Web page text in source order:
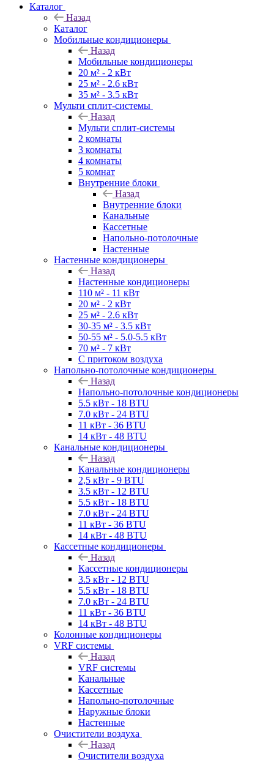
Каталог
Назад
Каталог
Мобильные кондиционеры
Назад
Мобильные кондиционеры
20 м² - 2 кВт
25 м² - 2.6 кВт
35 м² - 3.5 кВт
Мульти сплит-системы
Назад
Мульти сплит-системы
2 комнаты
3 комнаты
4 комнаты
5 комнат
Внутренние блоки
Назад
Внутренние блоки
Канальные
Кассетные
Напольно-потолочные
Настенные
Настенные кондиционеры
Назад
Настенные кондиционеры
110 м² - 11 кВт
20 м² - 2 кВт
25 м² - 2.6 кВт
30-35 м² - 3.5 кВт
50-55 м² - 5.0-5.5 кВт
70 м² - 7 кВт
С притоком воздуха
Напольно-потолочные кондиционеры
Назад
Напольно-потолочные кондиционеры
5.5 кВт - 18 BTU
7.0 кВт - 24 BTU
11 кВт - 36 BTU
14 кВт - 48 BTU
Канальные кондиционеры
Назад
Канальные кондиционеры
2,5 кВт - 9 BTU
3.5 кВт - 12 BTU
5.5 кВт - 18 BTU
7.0 кВт - 24 BTU
11 кВт - 36 BTU
14 кВт - 48 BTU
Кассетные кондиционеры
Назад
Кассетные кондиционеры
3.5 кВт - 12 BTU
5.5 кВт - 18 BTU
7.0 кВт - 24 BTU
11 кВт - 36 BTU
14 кВт - 48 BTU
Колонные кондиционеры
VRF системы
Назад
VRF системы
Канальные
Кассетные
Напольно-потолочные
Наружные блоки
Настенные
Очистители воздуха
Назад
Очистители воздуха